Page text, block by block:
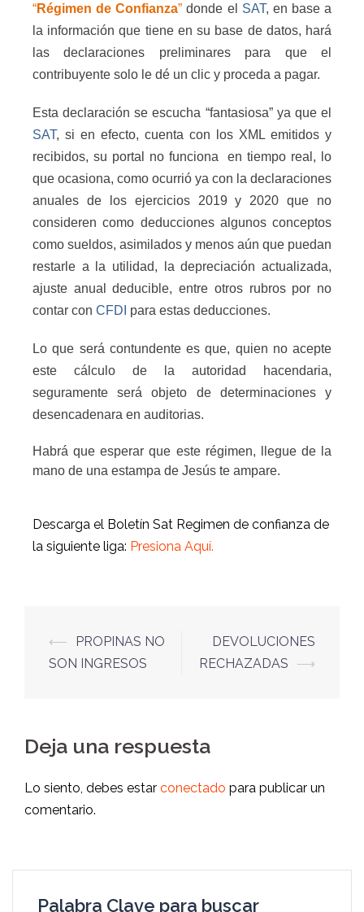
“Régimen de Confianza”donde el SAT, en base a
la información que tiene en su base de datos, hará
las declaraciones preliminares para que el
contribuyente solo le dé un clic y proceda a pagar.
Esta declaración se escucha “fantasiosa” ya que el
SAT, si en efecto, cuenta con los XML emitidos y
recibidos, su portal no funciona
en tiempo real, lo
que ocasiona, como ocurrió ya con la declaraciones
anuales de los ejercicios 2019 y 2020 que no
consideren como deducciones algunos conceptos
como sueldos, asimilados y menos aún que puedan
restarle a la utilidad, la depreciación actualizada,
ajuste anual deducible, entre otros rubros por no
contar con CFDI para estas deducciones.
Lo que será contundente es que, quien no acepte
este cálculo de la autoridad hacendaria,
seguramente será objeto de determinaciones y
desencadenara en auditorias.
Habrá que esperar que este régimen, llegue de la
mano de una estampa de Jesús te ampare.
Descarga el Boletín Sat Regimen de confianza de
la siguiente liga: Presiona Aquí.
⟵
PROPINAS NO
SON INGRESOS
DEVOLUCIONES
RECHAZADAS
⟶
Deja una respuesta
Lo siento, debes estar conectado para publicar un
comentario.
Palabra Clave para buscar